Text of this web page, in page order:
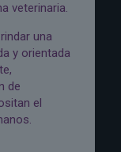
veterinaria.
una
y orientada
de
el